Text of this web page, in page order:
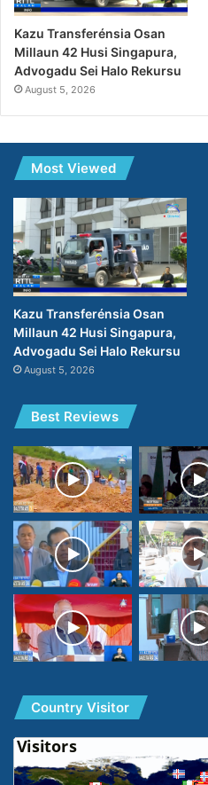
Kazu Transferénsia Osan
Millaun 42 Husi Singapura,
Advogadu Sei Halo Rekursu
August 5, 2026
Most Viewed
Kazu Transferénsia Osan
Millaun 42 Husi Singapura,
Advogadu Sei Halo Rekursu
August 5, 2026
Best Reviews
Country Visitor